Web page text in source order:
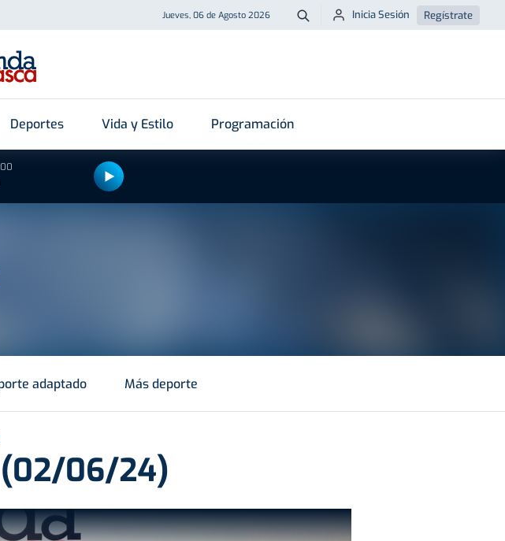
Jueves, 06 de Agosto 2026 Buscar
Inicia Sesión Regístrate
Deportes Vida y Estilo Programación
adaptado Más deporte
(02/06/24)